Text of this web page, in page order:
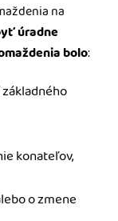
na
úradne
bolo:
konateľov,
o zmene